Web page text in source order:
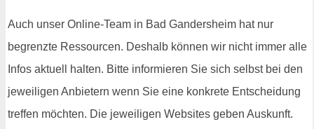
Auch unser Online-Team in Bad Gandersheim hat nur
begrenzte Ressourcen. Deshalb können wir nicht immer alle
Infos aktuell halten. Bitte informieren Sie sich selbst bei den
jeweiligen Anbietern wenn Sie eine konkrete Entscheidung
treffen möchten. Die jeweiligen Websites geben Auskunft.